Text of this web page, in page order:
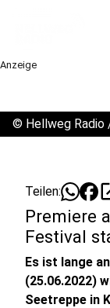
Anzeige
© Hellweg
Teilen:
Premiere
Festival
Es ist lange
(25.06.2022)
Seetreppe in